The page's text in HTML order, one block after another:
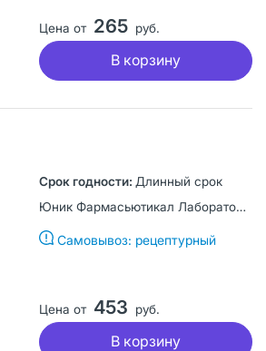
Цена от 265 руб.
В корзину
Длинный срок
Юник Фармасьютикал Лабораториз, Индия
Самовывоз: рецептурный
Цена от 453 руб.
В корзину